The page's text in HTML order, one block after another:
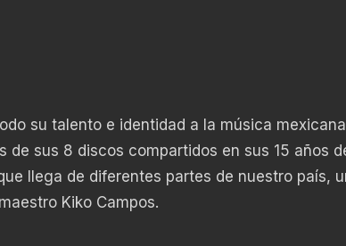
su talento e identidad a la música
de sus 8 discos compartidos en sus 15 años
llega de diferentes partes de nuestro país,
Kiko Campos.